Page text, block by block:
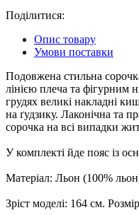
Поділитися:
Опис товару
Умови поставки
Подовжена стильна
лінією плеча та фігурним
грудях великі накладні
на ґудзику. Лаконічна та
сорочка на всі випадки
У комплекті йде пояс із
Матеріал: Льон (100%
Зріст моделі: 164 см.